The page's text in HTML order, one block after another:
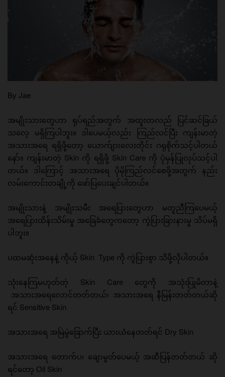
By Jae
အမျိုးသားတွေဟာ ရုပ်ရည်အတွက် အထူးတလည် ပြင်ဆင်ခြယ်
သလေ့ မရှိကြပါဘူး။ ဒါပေမယ့်လည်း ကြည်လင်ပြီး ကျန်းမာတဲ့
အသားအရေ ရရှိဖို့တော့ ယောက်ျားလေးတိုင်း ဂရုစိုက်သင့်ပါတယ်
နော်။ ကျန်းမာတဲ့ Skin ကို ရရှိဖို့ Skin Care ကို ပုံမှန်ပြုလုပ်သင့်ပါ
တယ်။ ဒါကြောင့် အသားအရေ ပိုမိုကြည်လင်စေဖို့အတွက် နည်း
လမ်းကောင်းတချို့ကို ဖော်ပြပေးချင်ပါတယ်။
အမျိုးသားနဲ့ အမျိုးသမီး အရေပြားတွေဟာ မတူညီကြပေမယ့်
အရေပြားထိန်းသိမ်းမှု အခြေခံတွေကတော့ ကွဲပြားခြားနားမှု သိပ်မရှိ
ပါဘူး။
ပထမဆုံးအနေနဲ့ ကိုယ့် Skin Type ကို ကွဲပြားစွာ သိဖို့လိုပါတယ်။
သုံးနေကြမဟုတ်တဲ့ Skin Care တွေကို အသုံးပြုမိတာနဲ့
အသားအရေလောင်တတ်တယ်၊ အသားအရေ နီမြန်းတတ်တယ်ဆို
ရင် Sensitive Skin
အသားအရေ အမြဲမွဲခြောက်ပြီး ယားယံနေတတ်ရင် Dry Skin
အသားအရေ တောက်ပ၊ ချောမွတ်ပေမယ့် အဆီပြန်တတ်တယ် ဆို
ရင်တော့ Oil Skin